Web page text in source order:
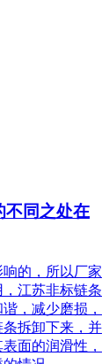
不同之处在
的，所以厂家
江苏非标链条
，减少磨损，
拆卸下来，并
面的润滑性，